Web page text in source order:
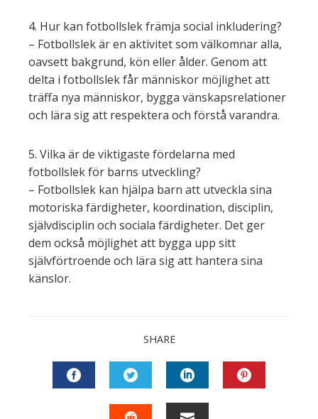
4. Hur kan fotbollslek främja social inkludering?
– Fotbollslek är en aktivitet som välkomnar alla,
oavsett bakgrund, kön eller ålder. Genom att
delta i fotbollslek får människor möjlighet att
träffa nya människor, bygga vänskapsrelationer
och lära sig att respektera och förstå varandra.
5. Vilka är de viktigaste fördelarna med
fotbollslek för barns utveckling?
– Fotbollslek kan hjälpa barn att utveckla sina
motoriska färdigheter, koordination, disciplin,
självdisciplin och sociala färdigheter. Det ger
dem också möjlighet att bygga upp sitt
självförtroende och lära sig att hantera sina
känslor.
SHARE
FACEBOOKTWITTERLINKEDIN